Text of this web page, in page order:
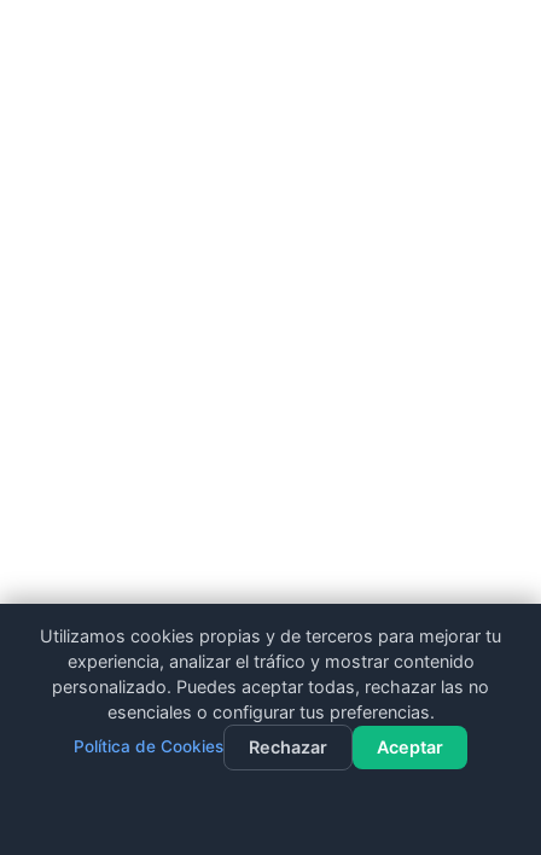
Utilizamos cookies propias y de terceros para mejorar tu
experiencia, analizar el tráfico y mostrar contenido
personalizado. Puedes aceptar todas, rechazar las no
esenciales o configurar tus preferencias.
Política de Cookies Rechazar Aceptar